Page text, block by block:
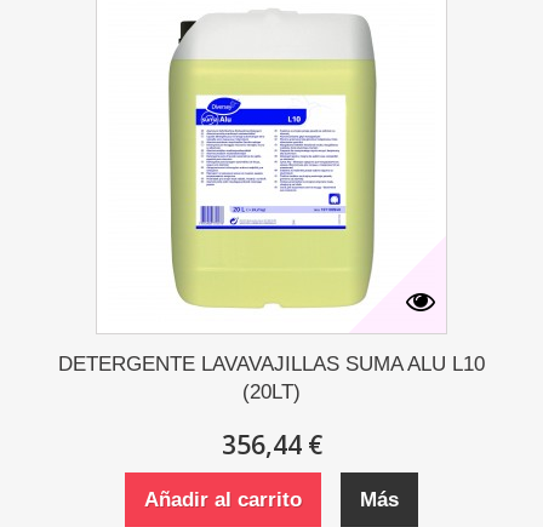
DETERGENTE LAVAVAJILLAS SUMA ALU L10
(20LT)
356,44 €
Añadir al carrito Más